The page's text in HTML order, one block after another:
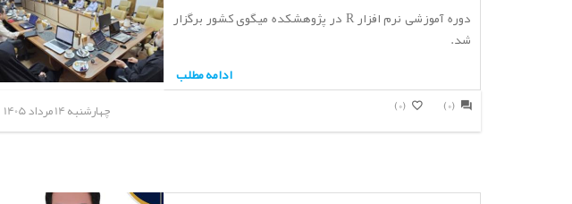
دوره آموزشی نرم افزار R در پژوهشکده میگوی کشور برگزار
شد.
ادامه مطلب
چهارشنبه 14 مرداد 1405 (0) (0)